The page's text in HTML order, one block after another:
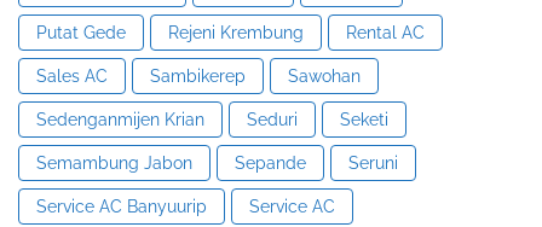
Putat Gede Rejeni Krembung Rental AC
Sales AC Sambikerep Sawohan
Sedenganmijen Krian Seduri Seketi
Semambung Jabon Sepande Seruni
Service AC Banyuurip Service AC